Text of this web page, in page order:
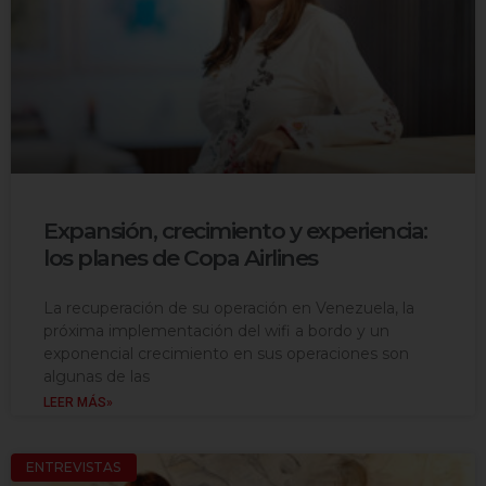
Expansión, crecimiento y experiencia:
los planes de Copa Airlines
La recuperación de su operación en Venezuela, la
próxima implementación del wifi a bordo y un
exponencial crecimiento en sus operaciones son
algunas de las
LEER MÁS»
ENTREVISTAS